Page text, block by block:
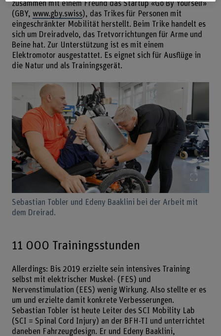
zusammen mit einem Freund das Startup «Go By Yourself»
(GBY, www.gby.swiss), das Trikes für Personen mit
eingeschränkter Mobilität herstellt. Beim Trike handelt es
sich um Dreiradvelo, das Tretvorrichtungen für Arme und
Beine hat. Zur Unterstützung ist es mit einem
Elektromotor ausgestattet. Es eignet sich für Ausflüge in
die Natur und als Trainingsgerät.
Sebastian Tobler und Edeny Baaklini bei der Arbeit mit
dem Dreirad.
11 000 Trainingsstunden
Allerdings: Bis 2019 erzielte sein intensives Training
selbst mit elektrischer Muskel- (FES) und
Nervenstimulation (EES) wenig Wirkung. Also stellte er es
um und erzielte damit konkrete Verbesserungen.
Sebastian Tobler ist heute Leiter des SCI Mobility Lab
(SCI = Spinal Cord Injury) an der BFH-TI und unterrichtet
daneben Fahrzeugdesign. Er und Edeny Baaklini,